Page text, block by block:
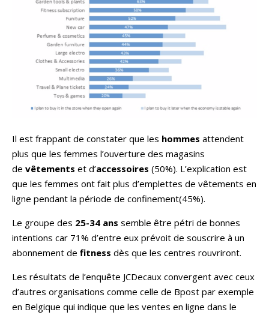
Il est frappant de constater que les hommes attendent
plus que les femmes l’ouverture des magasins
de vêtements et d’accessoires (50%). L’explication est
que les femmes ont fait plus d’emplettes de vêtements en
ligne pendant la période de confinement(45%).
Le groupe des 25-34 ans semble être pétri de bonnes
intentions car 71% d’entre eux prévoit de souscrire à un
abonnement de fitness dès que les centres rouvriront.
Les résultats de l’enquête JCDecaux convergent avec ceux
d’autres organisations comme celle de Bpost par exemple
en Belgique qui indique que les ventes en ligne dans le